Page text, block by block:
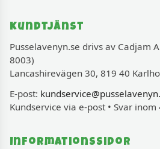
Kundtjänst
Pusselavenyn.se drivs av Cadjam
8003)
Lancashirevägen 30, 819 40
E-post:
Kundservice via e-post • Svar
Informationssidor